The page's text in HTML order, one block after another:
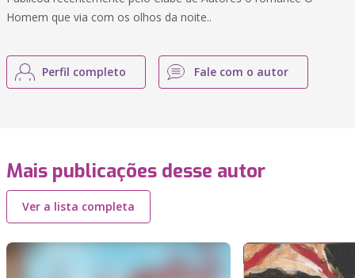
Homem que via com os olhos da noite..
Perfil completo Fale com o autor
Mais publicações desse autor
Ver a lista completa